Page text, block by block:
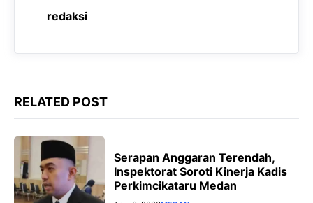
p
m
redaksi
RELATED POST
Serapan Anggaran Terendah,
Inspektorat Soroti Kinerja Kadis
Perkimcikataru Medan